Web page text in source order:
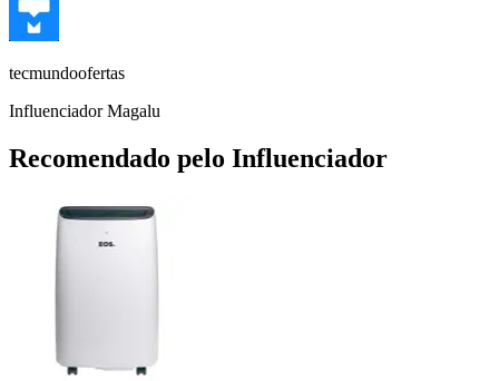
tecmundoofertas
Influenciador Magalu
Recomendado pelo Influenciador